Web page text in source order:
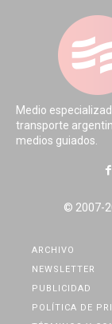
Medio
transporte
medios guiados.
© 2007-
ARCHIVO
NEWSLETTER
PUBLICIDAD
POLÍTICA DE